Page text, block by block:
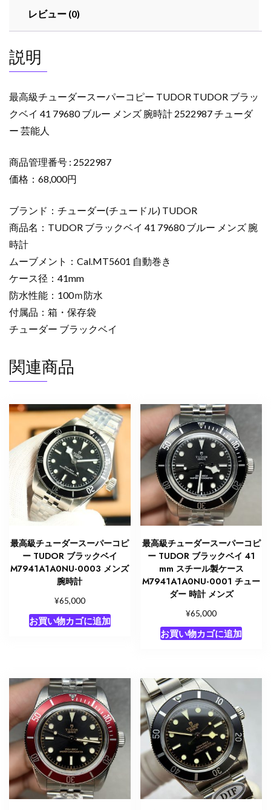
ピ
TUDOR
TUDOR
ラ
ッ
ク
イ
41
ブ
ー
メ
ン
ズ
腕
時
計
2522987
ュ
ー
ー
人
個
レビュー (0)
説明
最高級チューダースーパーコピー TUDOR TUDOR ブラッ
クベイ 41 79680 ブルー メンズ 腕時計 2522987 チューダ
ー 芸能人
商品管理番号 : 2522987
価格：68,000円
ブランド：チューダー(チュードル) TUDOR
商品名：TUDOR ブラックベイ 41 79680 ブルー メンズ 腕
時計
ムーブメント：Cal.MT5601 自動巻き
ケース径：41mm
防水性能：100ｍ防水
付属品：箱・保存袋
チューダー ブラックベイ
関連商品
最高級チューダースーパーコピ
ー TUDOR ブラックベイ
M7941A1A0NU-0003 メンズ
腕時計
¥65,000
お買い物カゴに追加
最高級チューダースーパーコピ
ー TUDOR ブラックベイ 41
mm スチール製ケース
M7941A1A0NU-0001 チュー
ダー 時計 メンズ
¥65,000
お買い物カゴに追加